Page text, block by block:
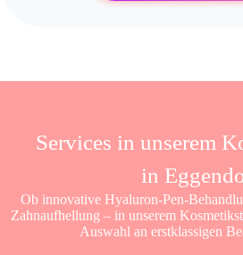
Services in unserem
in
Ob innovative Hyaluron-Pen-
Zahnaufhellung – in unserem
Auswahl an erstklassigen